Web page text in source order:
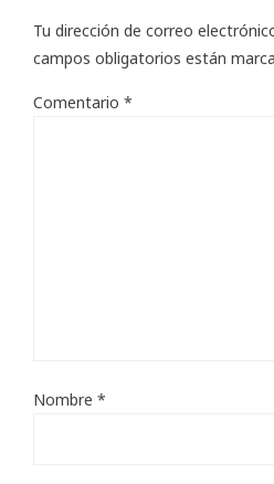
Tu dirección de correo
campos obligatorios están
Comentario *
Nombre *